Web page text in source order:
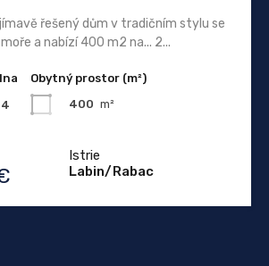
řešený dům v tradičním stylu se
a nabízí 400 m2 na... 2...
4
Obytný prostor (m²)
400 m²
Istrie
Labin/Rabac